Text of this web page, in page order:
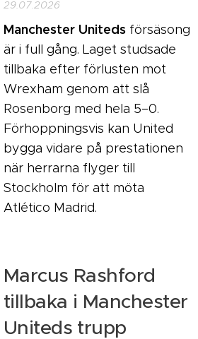
29.07.2026
Manchester Uniteds försäsong
är i full gång. Laget studsade
tillbaka efter förlusten mot
Wrexham genom att slå
Rosenborg med hela 5–0.
Förhoppningsvis kan United
bygga vidare på prestationen
när herrarna flyger till
Stockholm för att möta
Atlético Madrid.
Marcus Rashford
tillbaka i Manchester
Uniteds trupp